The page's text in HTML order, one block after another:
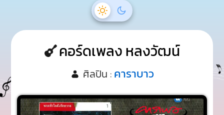
คอร์ดเพลง หลงวัฒน์
ศิลปิน : คาราบาว